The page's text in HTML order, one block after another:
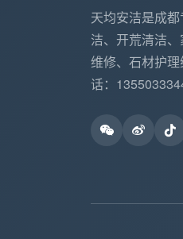
了解保
1. 房屋面积
小户型（
中大户型
天均安洁是成
洁、开荒清洁
维修、石材护
话：